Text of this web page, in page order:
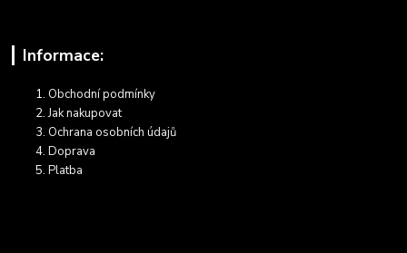
Informace:
Obchodní podmínky
Jak nakupovat
Ochrana osobních údajů
Doprava
Platba